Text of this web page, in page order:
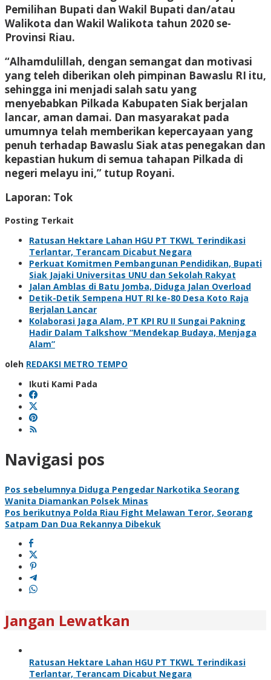
Pemilihan Bupati dan Wakil Bupati dan/atau
Walikota dan Wakil Walikota tahun 2020 se-
Provinsi Riau.
“Alhamdulillah, dengan semangat dan motivasi
yang teleh diberikan oleh pimpinan Bawaslu RI itu,
sehingga ini menjadi salah satu yang
menyebabkan Pilkada Kabupaten Siak berjalan
lancar, aman damai. Dan masyarakat pada
umumnya telah memberikan kepercayaan yang
penuh terhadap Bawaslu Siak atas penegakan dan
kepastian hukum di semua tahapan Pilkada di
negeri melayu ini,” tutup Royani.
Laporan: Tok
Posting Terkait
Ratusan Hektare Lahan HGU PT TKWL Terindikasi
Terlantar, Terancam Dicabut Negara
Perkuat Komitmen Pembangunan Pendidikan, Bupati
Siak Jajaki Universitas UNU dan Sekolah Rakyat
Jalan Amblas di Batu Jomba, Diduga Jalan Overload
Detik-Detik Sempena HUT RI ke-80 Desa Koto Raja
Berjalan Lancar
Kolaborasi Jaga Alam, PT KPI RU II Sungai Pakning
Hadir Dalam Talkshow “Mendekap Budaya, Menjaga
Alam”
oleh REDAKSI METRO TEMPO
Ikuti Kami Pada
Navigasi pos
Pos sebelumnya Diduga Pengedar Narkotika Seorang
Wanita Diamankan Polsek Minas
Pos berikutnya Polda Riau Fight Melawan Teror, Seorang
Satpam Dan Dua Rekannya Dibekuk
Jangan Lewatkan
Ratusan Hektare Lahan HGU PT TKWL Terindikasi
Terlantar, Terancam Dicabut Negara